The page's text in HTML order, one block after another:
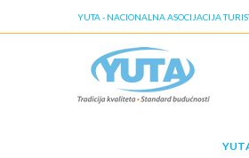
YUTA - NACIONALNA ASOCIJACIJA